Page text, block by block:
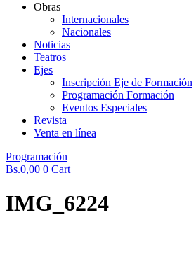
Obras
Internacionales
Nacionales
Noticias
Teatros
Ejes
Inscripción Eje de Formación
Programación Formación
Eventos Especiales
Revista
Venta en línea
Programación
Bs.0,00 0 Cart
IMG_6224